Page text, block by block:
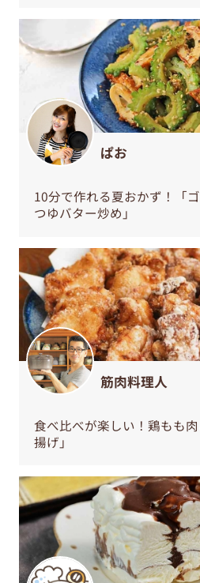
ぱお
10分で作れる夏おかず！「
つゆバター炒め」
筋肉料理人
食べ比べが楽しい！鶏もも
揚げ」